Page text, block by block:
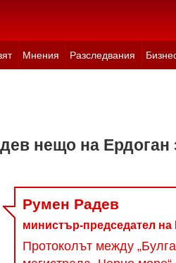
Мнения Разследвания
нещо на Ердоган
Румен Радев
министър-председател
Протоколът между